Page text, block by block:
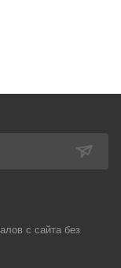
с сайта без